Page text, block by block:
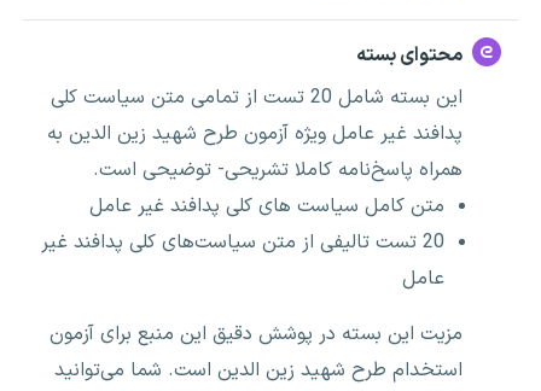
محتوای بسته
این بسته شامل 20 تست از تمامی متن سیاست کلی
پدافند غیر عامل ویژه آزمون طرح شهید زین الدین به
همراه پاسخ‌نامه کاملا تشریحی- توضیحی است.
متن کامل سیاست های کلی پدافند غیر عامل
20 تست تالیفی از متن سیاست‌های کلی پدافند غیر
عامل
مزیت این بسته در پوشش دقیق این منبع برای آزمون
استخدام طرح شهید زین الدین است. شما می‌توانید